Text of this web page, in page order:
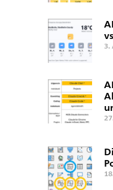
3.